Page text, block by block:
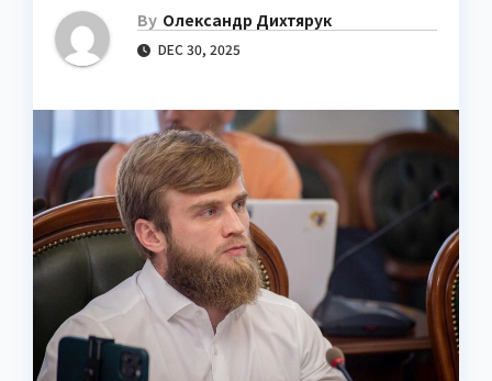
By Олександр Дихтярук
DEC 30, 2025